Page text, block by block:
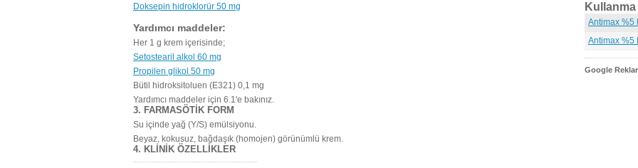
Doksepin hidroklorür 50 mg
Yardımcı maddeler:
Her 1 g krem içerisinde;
Setostearil alkol 60 mg
Propilen glikol 50 mg
Bütil hidroksitoluen (E321) 0,1 mg
Yardımcı maddeler için 6.1'e bakınız.
3. FARMASÖTİK FORM
Su içinde yağ (Y/S) emülsiyonu.
Beyaz, kokusuz, bağdaşık (homojen) görünümlü krem.
4. KLİNİK ÖZELLİKLER
Antimax %5
Antimax %5
Google